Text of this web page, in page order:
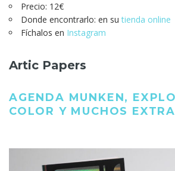
Precio: 12€
Donde encontrarlo: en sutienda online
Fíchalos en Instagram
Artic Papers
AGENDA MUNKEN,
COLOR Y MUCHOS